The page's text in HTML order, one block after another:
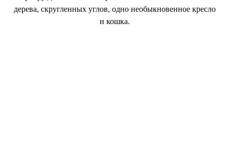
дерева, скругленных углов, одно необыкновенное кресло
и кошка.